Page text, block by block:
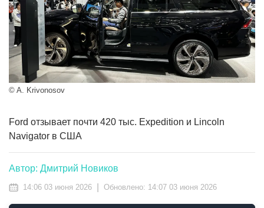
© A. Krivonosov
Ford отзывает почти 420 тыс. Expedition и Lincoln
Navigator в США
Автор: Дмитрий Новиков
14:06 03 июня 2026 Обновлено: 14:07 03 июня 2026